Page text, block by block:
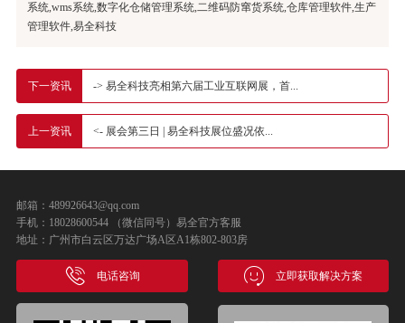
系统,wms系统,数字化仓储管理系统,二维码防窜货系统,仓库管理软件,生产
管理软件,易全科技
下一资讯 -> 易全科技亮相第六届工业互联网展，首...
上一资讯 <- 展会第三日 | 易全科技展位盛况依...
邮箱：489926643@qq.com
手机：18028600544 （微信同号）易全官方客服
地址：广州市白云区万达广场A区A1栋802-803房
电话咨询 立即获取解决方案